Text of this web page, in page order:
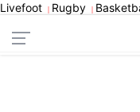
Livefoot | Rugby |